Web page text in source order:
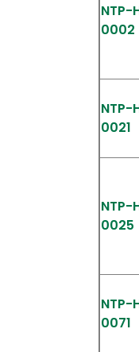
NTP-
0002
NTP-
0021
NTP-
0025
NTP-
0071